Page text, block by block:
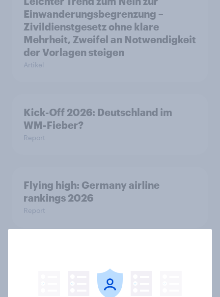
Einwanderungsbegrenzung –
Zivildienstgesetz ohne klare
Mehrheit, Zweifel an Notwendigkeit
der Vorlagen steigen
Artikel
Kick-Off 2026: Deutschland im
WM-Fieber?
Report
Flying high: Germany airline
rankings 2026
Report
Jahr 2026 personalisierte Werbung
wahrnehmen